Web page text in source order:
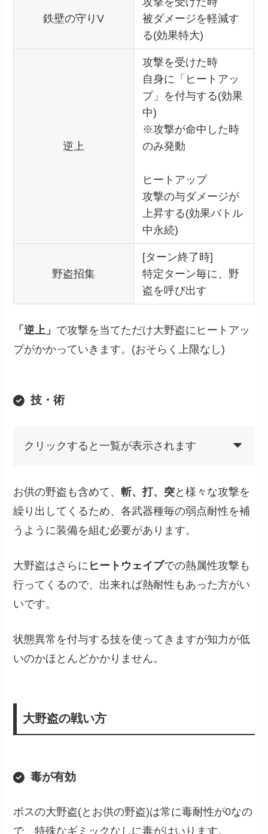
鉄壁の守りV
被ダメージを軽減す
る(効果特大)
逆上
攻撃を受けた時
自身に「ヒートアッ
プ」を付与する(効果
中)
※攻撃が命中した時
のみ発動
ヒートアップ
攻撃の与ダメージが
上昇する(効果バトル
中永続)
野盗招集
[ターン終了時]
特定ターン毎に、野
盗を呼び出す
「逆上」 で攻撃を当てただけ大野盗にヒートアッ
プがかかっていきます。(おそらく上限なし)
技・術
クリックすると一覧が表示されます
お供の野盗も含めて、斬、打、突と様々な攻撃を
繰り出してくるため、各武器種毎の弱点耐性を補
うように装備を組む必要があります。
大野盗はさらに ヒートウェイブでの熱属性攻撃も
行ってくるので、出来れば熱耐性もあった方がい
いです。
状態異常を付与する技を使ってきますが知力が低
いのかほとんどかかりません。
大野盗の戦い方
毒が有効
ボスの大野盗(とお供の野盗)は常に毒耐性が0なの
で、特殊なギミックなしに毒がはいります。